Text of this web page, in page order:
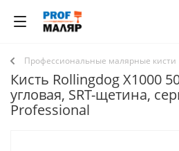
Профессиональные малярные кисти
Кисть Rollingdog X1000
угловая, SRT-щетина,
Professional